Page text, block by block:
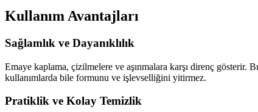
Kullanım Avantajları
Sağlamlık ve Dayanıklılık
Emaye kaplama, çizilmelere ve aşınmalara karşı direnç gösterir.
kullanımlarda bile formunu ve işlevselliğini yitirmez.
Pratiklik ve Kolay Temizlik